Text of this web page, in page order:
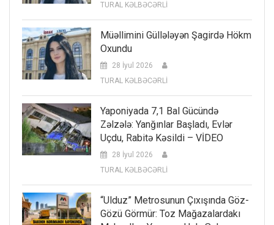
TURAL KƏLBƏCƏRLİ
Müəllimini Güllələyən Şagirdə Hökm
Oxundu
28 İyul 2026
TURAL KƏLBƏCƏRLİ
Yaponiyada 7,1 Bal Gücündə
Zəlzələ: Yanğınlar Başladı, Evlər
Uçdu, Rabitə Kəsildi – VİDEO
28 İyul 2026
TURAL KƏLBƏCƏRLİ
“Ulduz” Metrosunun Çıxışında Göz-
Gözü Görmür: Toz Mağazalardakı